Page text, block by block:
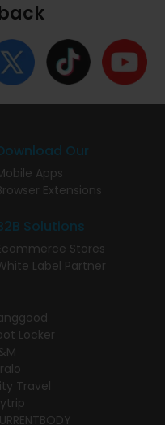
Our
Apps
Extensions
Solutions
Stores
Label Partner
Locker
Travel